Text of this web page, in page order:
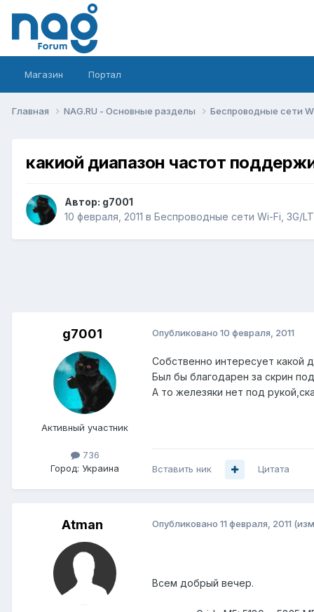
Магазин Портал
Главная NAG.RU - Основные разделы Беспроводные сети
какиой диапазон частот
Автор: g7001
10 февраля, 2011 в Беспроводные сети Wi-Fi, 3G/
g7001
Активный участник
736
Город: Украина
Опубликовано 10 февраля, 2011
Собственно интересует какой
Был бы благодарен за скрин
А то железяки нет под
Вставить ник Цитата
Atman Опубликовано 11 февраля, 2011
Всем добрый вечер.